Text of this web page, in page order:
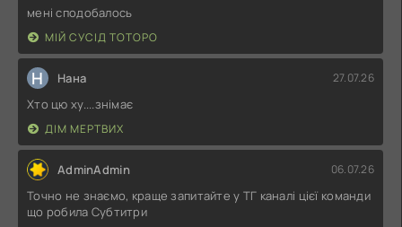
мені сподобалось
МІЙ СУСІД ТОТОРО
Н Нана 27.07.26
Хто цю ху....знімає
ДІМ МЕРТВИХ
AdminAdmin 06.07.26
Точно не знаємо, краще запитайте у ТГ каналі цієї команди
що робила Субтитри